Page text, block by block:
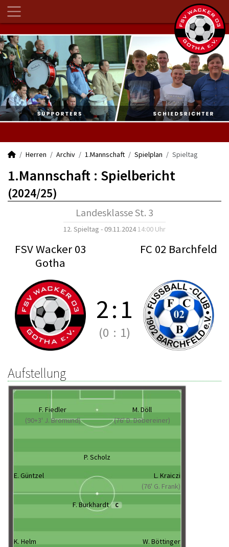
Herren Archiv 1.Mannschaft Spielplan Spieltag
1.Mannschaft : Spielbericht
(2024/25)
Landesklasse St. 3
12. Spieltag - 09.11.202414:00 Uhr
FSV Wacker 03
Gotha
FC 02 Barchfeld
2:1
(0 : 1)
Aufstellung
F. Fiedler
(90+3' J. Bromund)
M. Döll
(76' D. Döbereiner)
P. Scholz
E. Güntzel
L. Kraiczi
(76' G. Frank)
F. Burkhardt
C
K. Helm
W. Böttinger